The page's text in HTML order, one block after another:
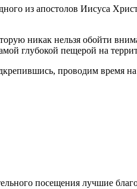
из апостолов Иисуса
никак нельзя обойти
глубокой пещерой на
проводим время
посещения лучшие